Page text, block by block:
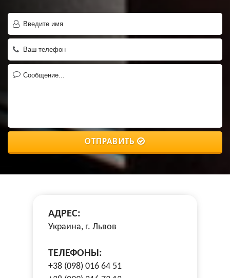
ОТПРАВИТЬ
АДРЕС:
Украина, г. Львов
ТЕЛЕФОНЫ:
+38 (098) 016 64 51